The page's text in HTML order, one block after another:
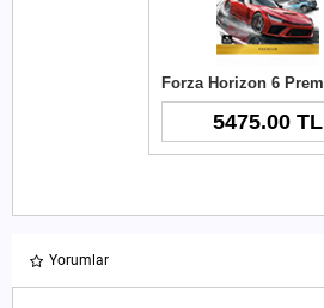
5475.00 TL
Yorumlar